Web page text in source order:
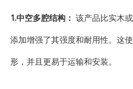
1.中空多腔结构： 该产品比实木
添加增强了其强度和耐用性。这
形，并且更易于运输和安装。